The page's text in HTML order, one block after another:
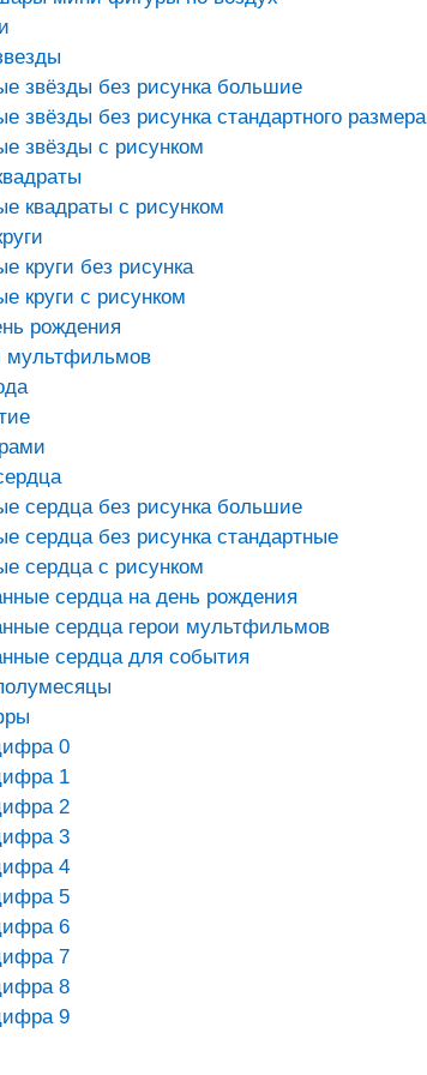
звёзды без рисунка большие
звёзды без рисунка стандартного размера
звёзды с рисунком
квадраты с рисунком
круги без рисунка
круги с рисунком
рождения
мультфильмов
сердца без рисунка большие
сердца без рисунка стандартные
сердца с рисунком
сердца на день рождения
сердца герои мультфильмов
сердца для события
0
1
2
3
4
5
6
7
8
9